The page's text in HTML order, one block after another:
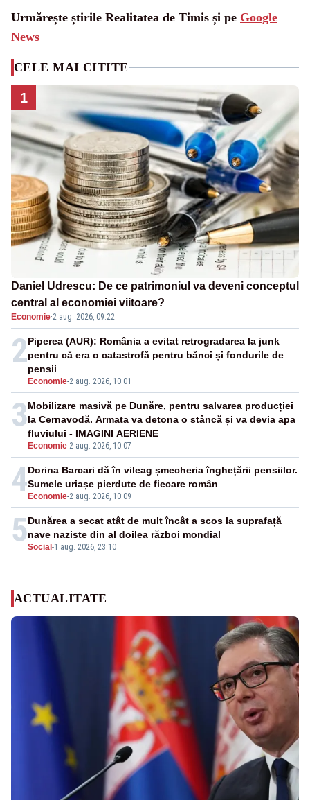
Urmărește știrile Realitatea de Timis și pe Google
News
CELE MAI CITITE
1
Daniel Udrescu: De ce patrimoniul va deveni conceptul
central al economiei viitoare?
Economie·2 aug. 2026, 09:22
2
Economie-2 aug. 2026, 10:01
Piperea (AUR): România a evitat retrogradarea la junk
pentru că era o catastrofă pentru bănci și fondurile de
pensii
3
Economie-2 aug. 2026, 10:07
Mobilizare masivă pe Dunăre, pentru salvarea producției
la Cernavodă. Armata va detona o stâncă și va devia apa
fluviului - IMAGINI AERIENE
4Economie-2 aug. 2026, 10:09
Dorina Barcari dă în vileag șmecheria înghețării pensiilor.
Sumele uriașe pierdute de fiecare român
5Social-1 aug. 2026, 23:10
Dunărea a secat atât de mult încât a scos la suprafață
nave naziste din al doilea război mondial
ACTUALITATE